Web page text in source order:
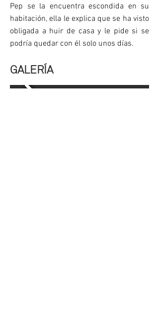
Pep se la encuentra escondida en su
habitación, ella le explica que se ha visto
obligada a huir de casa y le pide si se
podría quedar con él solo unos días.
GALERÍA